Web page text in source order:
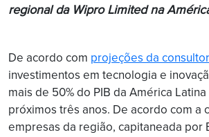
regional da Wipro Limited na
De acordo com projeções da
investimentos em tecnologia e
mais de 50% do PIB da América
próximos três anos. De acordo com a
empresas da região, capitaneada por